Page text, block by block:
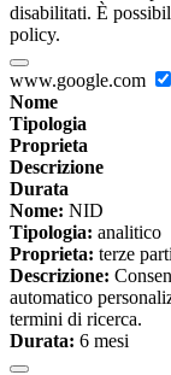
disabilitati. È
policy.
www.google.com
Nome
Tipologia
Proprieta
Descrizione
Durata
Nome: NID
Tipologia: analitico
Proprieta: terze parti
Descrizione:
automatico
termini di ricerca.
Durata: 6 mesi